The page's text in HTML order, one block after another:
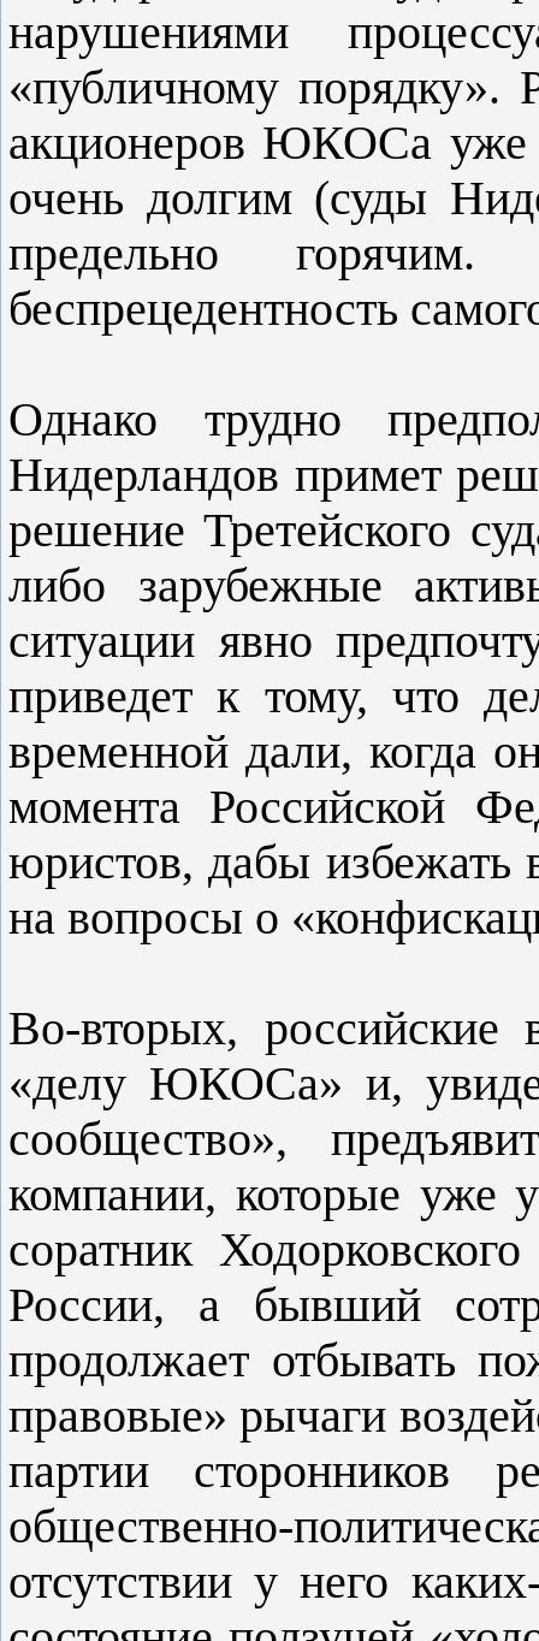
нарушениями
«публичному порядку».
акционеров ЮКОСа уже
очень долгим (суды
предельно горячим.
беспрецедентность
Однако трудно
Нидерландов примет
решение Третейского
либо зарубежные
ситуации явно
приведет к тому, что
временной дали, когда
момента Российской
юристов, дабы избежать
на вопросы о
Во-вторых, российские
«делу ЮКОСа» и, увидев
сообщество»,
компании, которые уже
соратник
России, а бывший
продолжает отбывать
правовые» рычаги
партии сторонников
общественно-
отсутствии у него